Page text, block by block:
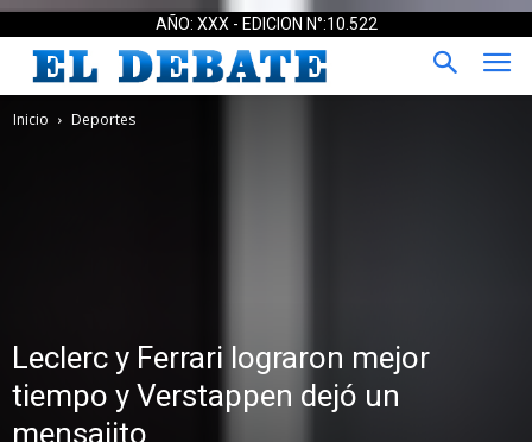
AÑO: XXX - EDICION N°:10.522
Inicio Deportes
Leclerc y Ferrari lograron mejor
tiempo y Verstappen dejó un
mensajito